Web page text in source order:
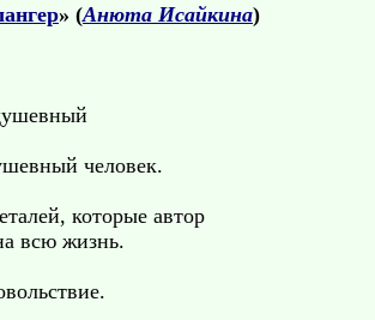
» (Анюта Исайкина)
человек.
которые автор
всю жизнь.